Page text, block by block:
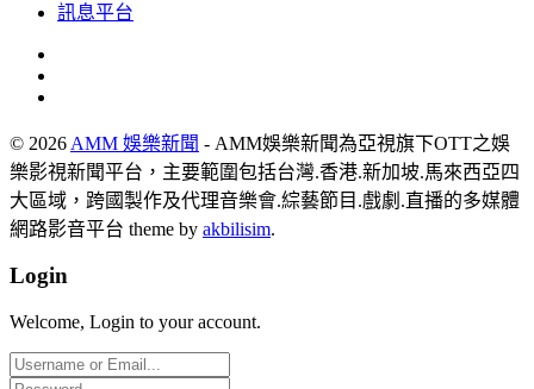
訊息平台
© 2026 AMM 娛樂新聞 - AMM娛樂新聞為亞視旗下OTT之娛
樂影視新聞平台，主要範圍包括台灣.香港.新加坡.馬來西亞四
大區域，跨國製作及代理音樂會.綜藝節目.戲劇.直播的多媒體
網路影音平台 theme by akbilisim.
Login
Welcome, Login to your account.